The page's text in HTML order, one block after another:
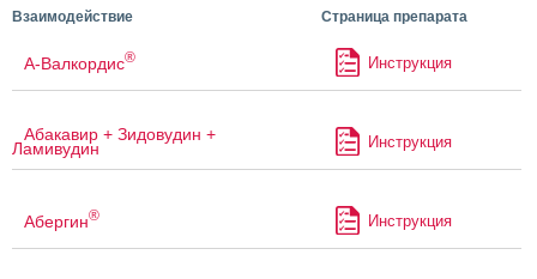
Взаимодействие Страница препарата
А-Валкордис® Инструкция
Абакавир + Зидовудин +
Ламивудин Инструкция
Абергин® Инструкция